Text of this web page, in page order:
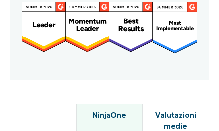
NinjaOne
Valutazioni
medie